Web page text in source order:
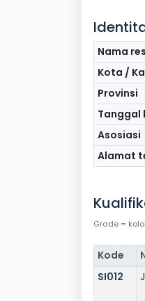
Nama
Kota /
Provinsi
Tanggal
Asosiasi
Alamat
Grade =
Kode
SI012